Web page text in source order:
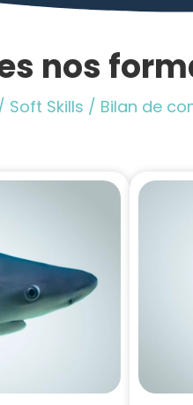
nos
Skills / Bilan de